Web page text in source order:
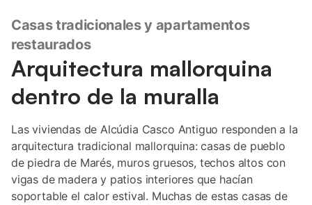
Casas tradicionales y apartamentos
restaurados
Arquitectura mallorquina
dentro de la muralla
Las viviendas de Alcúdia Casco Antiguo responden a la
arquitectura tradicional mallorquina: casas de pueblo
de piedra de Marés, muros gruesos, techos altos con
vigas de madera y patios interiores que hacían
soportable el calor estival. Muchas de estas casas de